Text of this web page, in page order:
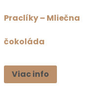
Praclíky – Mliečna
čokoláda
Viac info